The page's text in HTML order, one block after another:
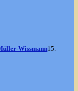
Wissmann15.